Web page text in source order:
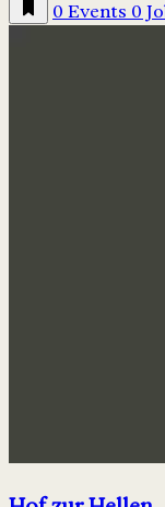
0 Events 0